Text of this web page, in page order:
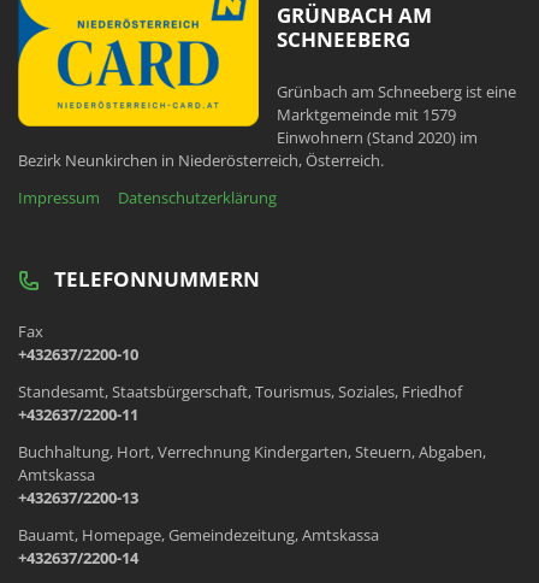
GRÜNBACH AM
SCHNEEBERG
Grünbach am Schneeberg ist eine
Marktgemeinde mit 1579
Einwohnern (Stand 2020) im
Bezirk Neunkirchen in Niederösterreich, Österreich.
Impressum
Datenschutzerklärung
TELEFONNUMMERN
Fax
+432637/2200-10
Standesamt, Staatsbürgerschaft, Tourismus, Soziales, Friedhof
+432637/2200-11
Buchhaltung, Hort, Verrechnung Kindergarten, Steuern, Abgaben,
Amtskassa
+432637/2200-13
Bauamt, Homepage, Gemeindezeitung, Amtskassa
+432637/2200-14